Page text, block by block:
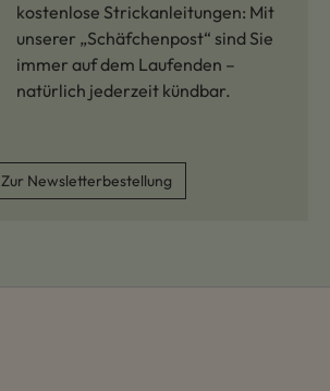
kostenlose Strickanleitungen: Mit
unserer „Schäfchenpost“ sind Sie
immer auf dem Laufenden –
natürlich jederzeit kündbar.
Zur Newsletterbestellung